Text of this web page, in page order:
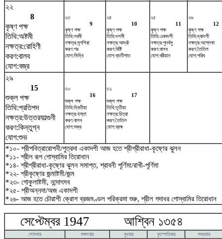
২২
8
কৃষ্ণ পক্ষ
তিথি:অষ্টমী
নক্ষত্র:রোহিণী
করণ:বালব
যোগ:বজ্র
২৩
9
কৃষ্ণ পক্ষ
তিথি:নবমী
নক্ষত্র:মৃগশিরা
করণ:গর
যোগ:সিদ্ধি
২৪
10
কৃষ্ণ পক্ষ
তিথি:দশমী
নক্ষত্র:আর্দ্রা
করণ:বিষ্টি
যোগ:ব্যতীপাত
২৫
11
কৃষ্ণ পক্ষ
তিথি:একাদশী
নক্ষত্র:পুনর্বসু
করণ:বালব
যোগ:বরীয়ান
২৬
12
কৃষ্ণ পক্ষ
তিথি:দ্বাদশী
নক্ষত্র:অশ্লেষা
করণ:তৈতিল
যোগ:পরিঘ
২৯
15
শুক্ল পক্ষ
তিথি:প্রতিপদ
নক্ষত্র:উত্তরফাল্গুনী
করণ:কিন্তুগ্ন
যোগ:শুভ
৩০
16
শুক্ল পক্ষ
তিথি:দ্বিতীয়া
নক্ষত্র:হস্তা
করণ:বালব
যোগ:শুক্র
৩১
17
শুক্ল পক্ষ
তিথি:তৃতীয়া
নক্ষত্র:চিত্রা
করণ:তৈতিল
যোগ:ব্রহ্ম
*১০- শ্রীপবিত্রারোপনী/পুত্রদা একাদশী আজ হতে শ্রীশ্রীরাধা-কৃষ্ণের ঝুলন
*১১- শ্রীল রূপ গোস্বামির তিরোধান
*১৪- শ্রীশ্রীরাধা-কৃষ্ণের ঝুলন সমাপ্ত, শ্রাবনী পূর্ণিমা/রাখী-পূর্ণিমা
*২২- শ্রীকৃষ্ণের জন্মাষ্টমী/জন্ম
*২৩- গোকুলাষ্টমী, নন্দোৎসব
*২৫- শ্রীঅন্নদা/অজ একাদশী
*২৬- আজ হতে চৌরাশী ক্রোশ ব্রজমণ্ডল পরিক্রমা শুরু, শ্রীল গদাধর গোস্বামির তিরোধান
সেপ্টেম্বর 1947 আশ্বিন ১৩৫৪
সোমবার মঙ্গলবার বুধবার বৃহস্পতিবার
শুক্রবার